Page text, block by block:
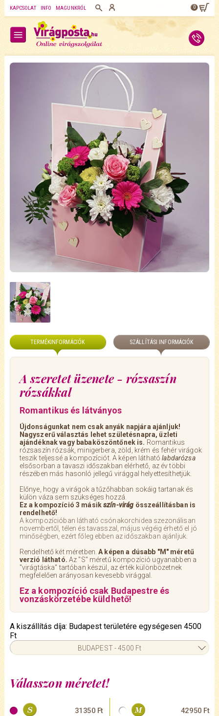
KAPCSOLAT INFO MAGUNKRÓL 0
TERMÉKINFORMÁCIÓK SZÁLLÍTÁSI INFORMÁCIÓK
A szeretet üzenete - rózsaszín
rózsákkal
Romantikus és látványos
Újdonságunkat nem csak anyák napjára ajánljuk!
Nagyszerű választás lehet születésnapra, üzleti
ajándéknak vagy babaköszöntőnek is. Romantikus
rózsaszín rózsák, minigerbera, zöld, krém és fehér virágok
teszik teljessé a kompozíciót. A képen láthatólabdarózsa
elsősorban a tavaszi időszakban elérhető, az év többi
részében más hasonló jellegű virággal helyettesíthetjük.
Előnye, hogy a virágok a tűzőhabban sokáig tartanak és
külön váza sem szükséges hozzá.
Ez a kompozíció 3 másikszín-virág összeállításban is
rendelhető!
A kompozícióban látható csónakorchidea szezonálisan
novembertől, télen és tavasszal, május végéig érhető el jó
minőségben, ezért főleg ebben az időszakban ajánljuk.
Rendelhető két méretben.A képen a dúsabb "M" méretű
verzió látható. Az "S" méretű kompozíció ugyanabben a
"virágtáska" tartóban készül, az érték különbözetnek
megfelelően arányosan kevesebb virággal.
Ez a kompozíció csak Budapestre és
vonzáskörzetébe küldhető!
Válasszon méretet!
31350 Ft 42950 Ft
A kiszállítás díja: Budapest területére egységesen 4500
Ft
BUDAPEST - 4500 Ft